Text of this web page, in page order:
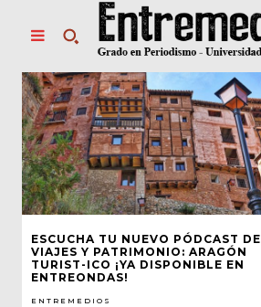
ESCUCHA TU NUEVO PÓDCAST DE
VIAJES Y PATRIMONIO: ARAGÓN
TURIST-ICO ¡YA DISPONIBLE EN
ENTREONDAS!
ENTREMEDIOS